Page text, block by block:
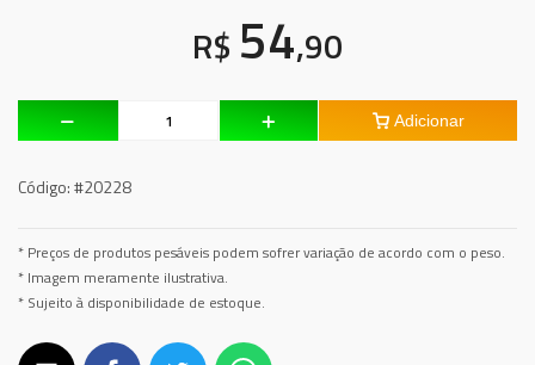
R$ 54,90
Adicionar
Código:#20228
* Preços de produtos pesáveis podem sofrer variação de acordo com o peso.
* Imagem meramente ilustrativa.
* Sujeito à disponibilidade de estoque.